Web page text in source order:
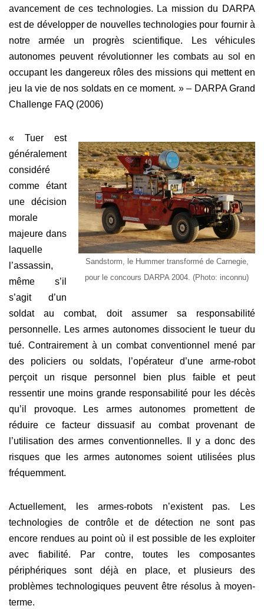
avancement de ces technologies. La mission du DARPA
est de développer de nouvelles technologies pour fournir à
notre armée un progrès scientifique. Les véhicules
autonomes peuvent révolutionner les combats au sol en
occupant les dangereux rôles des missions qui mettent en
jeu la vie de nos soldats en ce moment. » – DARPA Grand
Challenge FAQ (2006)
Sandstorm, le Hummer transformé de Carnegie,
pour le concours DARPA 2004. (Photo: inconnu)
« Tuer est
généralement
considéré
comme étant
une décision
morale
majeure dans
laquelle
l’assassin,
même s’il
s’agit d’un
soldat au combat, doit assumer sa responsabilité
personnelle. Les armes autonomes dissocient le tueur du
tué. Contrairement à un combat conventionnel mené par
des policiers ou soldats, l’opérateur d’une arme-robot
perçoit un risque personnel bien plus faible et peut
ressentir une moins grande responsabilité pour les décès
qu’il provoque. Les armes autonomes promettent de
réduire ce facteur dissuasif au combat provenant de
l’utilisation des armes conventionnelles. Il y a donc des
risques que les armes autonomes soient utilisées plus
fréquemment.
Actuellement, les armes-robots n’existent pas. Les
technologies de contrôle et de détection ne sont pas
encore rendues au point où il est possible de les exploiter
avec fiabilité. Par contre, toutes les composantes
périphériques sont déjà en place, et plusieurs des
problèmes technologiques peuvent être résolus à moyen-
terme.